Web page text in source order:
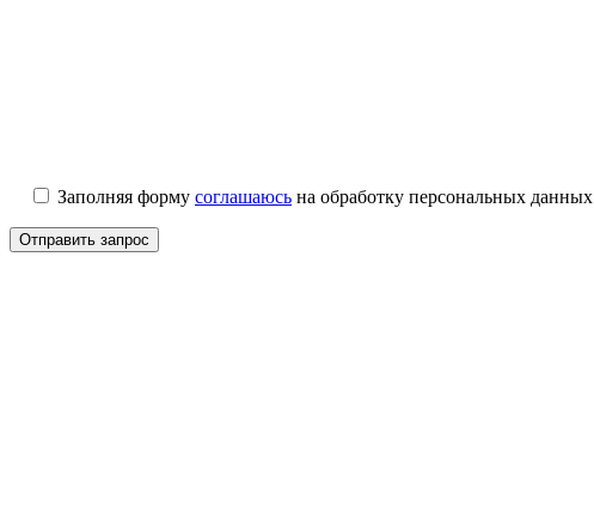
Заполняя форму соглашаюсь на обработку персональных данных